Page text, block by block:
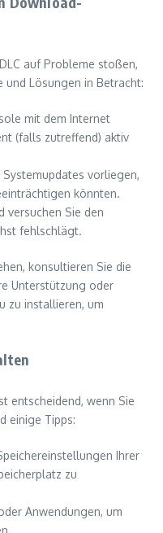
auf Probleme stoßen,
und Lösungen in Betracht:
mit dem Internet
(falls zutreffend) aktiv
vorliegen,
könnten.
versuchen Sie den
fehlschlägt.
konsultieren Sie die
Unterstützung oder
zu installieren, um
entscheidend, wenn Sie
einige Tipps:
Ihrer
zu
Anwendungen, um